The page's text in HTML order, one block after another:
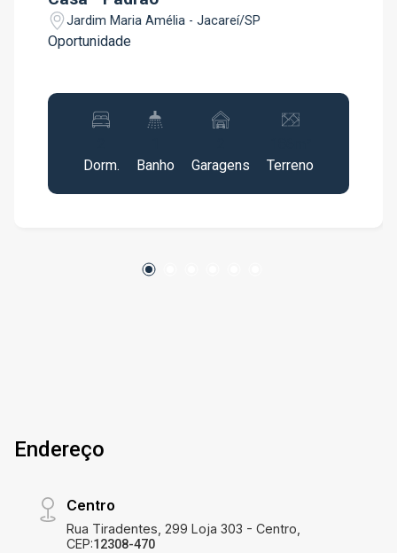
Jardim Maria Amélia - Jacareí/SP
Oportunidade
Dorm.
Banho
Garagens
Terreno
Endereço
Centro
Rua Tiradentes, 299 Loja 303 - Centro,
CEP:12308-470